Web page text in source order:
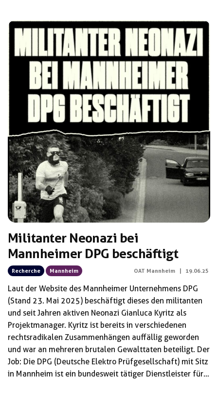
Landeskriminalamts festgehalten, durch Heises Agieren
sei in Fretterode eine „observationsfreie bzw. polizeifreie
Zone“ entstanden. Daran hat sich auch mehr als 15 Jahre
später nichts verändert, als Heise dem Kamerateam […]
Militanter Neonazi bei
Mannheimer DPG beschäftigt
Recherche Mannheim OAT Mannheim | 19.06.25
Laut der Website des Mannheimer Unternehmens DPG
(Stand 23. Mai 2025) beschäftigt dieses den militanten
und seit Jahren aktiven Neonazi Gianluca Kyritz als
Projektmanager. Kyritz ist bereits in verschiedenen
rechtsradikalen Zusammenhängen auffällig geworden
und war an mehreren brutalen Gewalttaten beteiligt. Der
Job: Die DPG (Deutsche Elektro Prüfgesellschaft) mit Sitz
in Mannheim ist ein bundesweit tätiger Dienstleister für